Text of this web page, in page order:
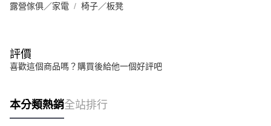
露營傢俱／家電 椅子／板凳
評價
喜歡這個商品嗎？購買後給他一個好評吧
本分類熱銷全站排行